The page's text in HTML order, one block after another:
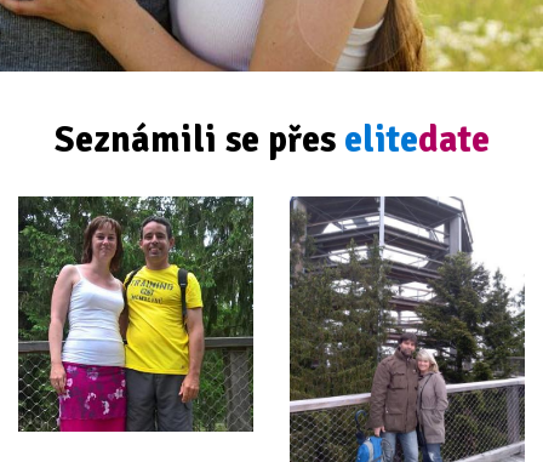
Seznámili se přes elitedate